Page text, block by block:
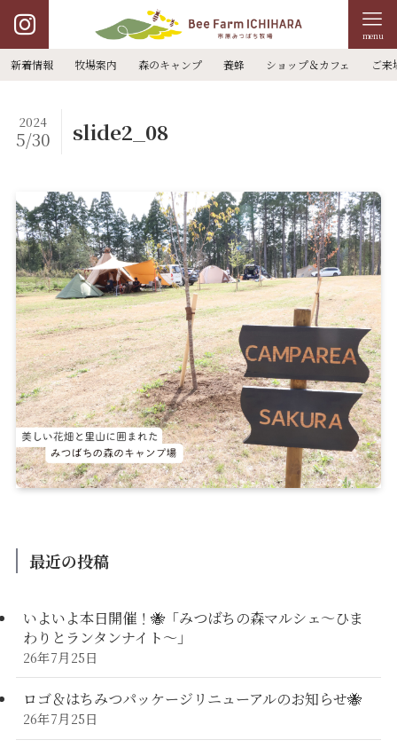
menu
新着情報 牧場案内 森のキャンプ 養蜂 ショップ＆カフェ ご来
slide2_08
2024
5/30
最近の投稿
いよいよ本日開催！🐝「みつばちの森マルシェ〜ひま
わりとランタンナイト〜」
26年7月25日
ロゴ＆はちみつパッケージリニューアルのお知らせ🐝
26年7月25日